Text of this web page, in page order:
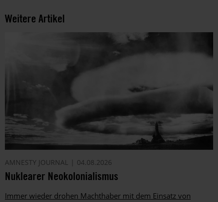
Weitere Artikel
AMNESTY JOURNAL 04.08.2026
Nuklearer Neokolonialismus
Immer wieder drohen Machthaber mit dem Einsatz von